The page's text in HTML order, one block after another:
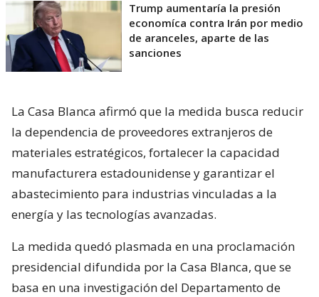
Trump aumentaría la presión
economíca contra Irán por medio
de aranceles, aparte de las
sanciones
La Casa Blanca afirmó que la medida busca reducir
la dependencia de proveedores extranjeros de
materiales estratégicos, fortalecer la capacidad
manufacturera estadounidense y garantizar el
abastecimiento para industrias vinculadas a la
energía y las tecnologías avanzadas.
La medida quedó plasmada en una proclamación
presidencial difundida por la Casa Blanca, que se
basa en una investigación del Departamento de